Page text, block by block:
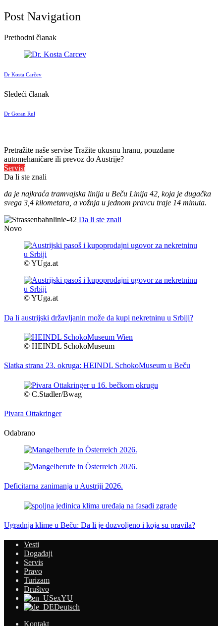
Post Navigation
Prethodni članak
Dr Kosta Carčev
Sledeći članak
Dr Goran Rul
Pretražite naše servise Tražite ukusnu hranu, pouzdane
automehaničare ili prevoz do Austrije?
Servisi
Da li ste znali
da je najkraća tramvajska linija u Beču Linija 42, koja je dugačka
svega 3,4 kilometara, a vožnja u jednom pravcu traje 14 minuta.
Da li ste znali
Novo
© YUga.at
© YUga.at
Da li austrijski državljanin može da kupi nekretninu u Srbiji?
© HEINDL SchokoMuseum
Slatka strana 23. okruga: HEINDL SchokoMuseum u Beču
© C.Stadler/Bwag
Pivara Ottakringer
Odabrano
Deficitarna zanimanja u Austriji 2026.
Ugradnja klime u Beču: Da li je dozvoljeno i koja su pravila?
Vesti
Događaji
Servis
Pravo
Turizam
Društvo
exYU
Deutsch
Kontakt